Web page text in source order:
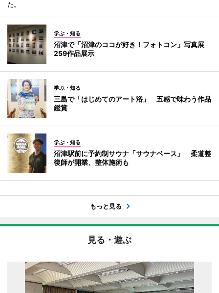
た。
学ぶ・知る
沼津で「沼津のココが好き！フォトコン」写真展
259作品展示
学ぶ・知る
三島で「はじめてのアート浴」 五感で味わう作品
鑑賞
学ぶ・知る
沼津駅前に予約制サウナ「サウナベース」 柔道整
復師が開業、整体施術も
もっと見る
見る・遊ぶ